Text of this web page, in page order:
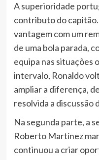
A superioridade
contributo do
vantagem com um
de uma bola parada,
equipa nas situações
intervalo, Ronaldo
ampliar a diferença,
resolvida a discussão
Na segunda parte, a
Roberto Martínez
continuou a criar